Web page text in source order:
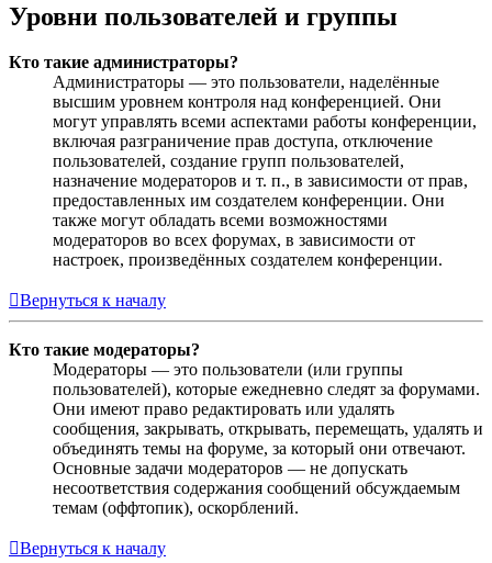
Уровни пользователей и группы
Кто такие администраторы?
Администраторы — это пользователи, наделённые
высшим уровнем контроля над конференцией. Они
могут управлять всеми аспектами работы конференции,
включая разграничение прав доступа, отключение
пользователей, создание групп пользователей,
назначение модераторов и т. п., в зависимости от прав,
предоставленных им создателем конференции. Они
также могут обладать всеми возможностями
модераторов во всех форумах, в зависимости от
настроек, произведённых создателем конференции.
Вернуться к началу
Кто такие модераторы?
Модераторы — это пользователи (или группы
пользователей), которые ежедневно следят за форумами.
Они имеют право редактировать или удалять
сообщения, закрывать, открывать, перемещать, удалять и
объединять темы на форуме, за который они отвечают.
Основные задачи модераторов — не допускать
несоответствия содержания сообщений обсуждаемым
темам (оффтопик), оскорблений.
Вернуться к началу